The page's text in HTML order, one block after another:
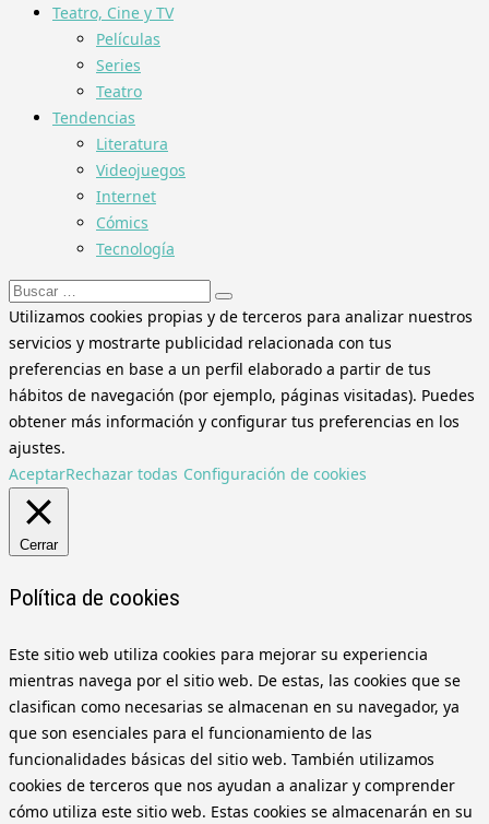
Teatro, Cine y TV
Películas
Series
Teatro
Tendencias
Literatura
Videojuegos
Internet
Cómics
Tecnología
Buscar:
Utilizamos cookies propias y de terceros para analizar nuestros
servicios y mostrarte publicidad relacionada con tus
preferencias en base a un perfil elaborado a partir de tus
hábitos de navegación (por ejemplo, páginas visitadas). Puedes
obtener más información y configurar tus preferencias en los
ajustes.
AceptarRechazar todas Configuración de cookies
Cerrar
Política de cookies
Este sitio web utiliza cookies para mejorar su experiencia
mientras navega por el sitio web. De estas, las cookies que se
clasifican como necesarias se almacenan en su navegador, ya
que son esenciales para el funcionamiento de las
funcionalidades básicas del sitio web. También utilizamos
cookies de terceros que nos ayudan a analizar y comprender
cómo utiliza este sitio web. Estas cookies se almacenarán en su